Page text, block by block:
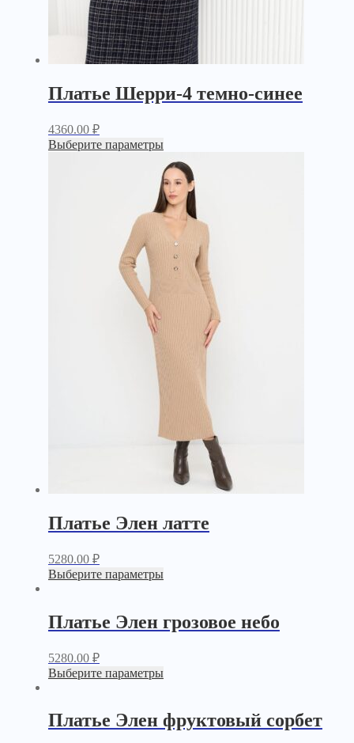
Платье Шерри-4 темно-синее
4360.00 ₽
Выберите параметры
Платье Элен латте
5280.00 ₽
Выберите параметры
Платье Элен грозовое небо
5280.00 ₽
Выберите параметры
Платье Элен фруктовый сорбет